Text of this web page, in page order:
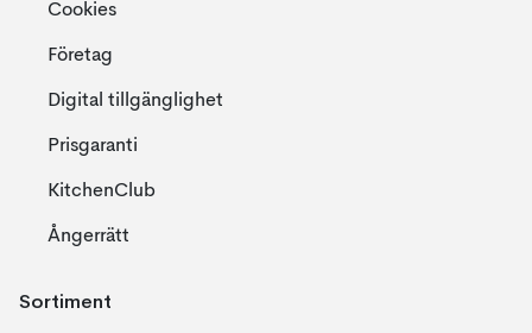
Cookies
Företag
Digital tillgänglighet
Prisgaranti
KitchenClub
Ångerrätt
Sortiment